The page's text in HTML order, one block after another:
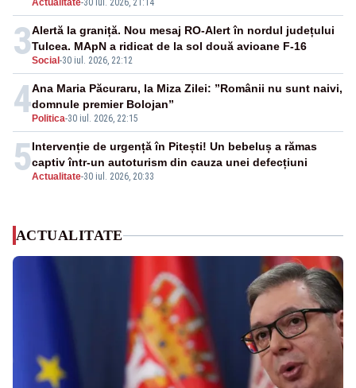
Actualitate-30 iul. 2026, 21:14
3Social -30 iul. 2026, 22:12
Alertă la graniță. Nou mesaj RO-Alert în nordul județului
Tulcea. MApN a ridicat de la sol două avioane F-16
4 Politica-30 iul. 2026, 22:15
Ana Maria Păcuraru, la Miza Zilei: ”Românii nu sunt naivi,
domnule premier Bolojan”
5Actualitate-30 iul. 2026, 20:33
Intervenție de urgență în Pitești! Un bebeluș a rămas
captiv într-un autoturism din cauza unei defecțiuni
ACTUALITATE